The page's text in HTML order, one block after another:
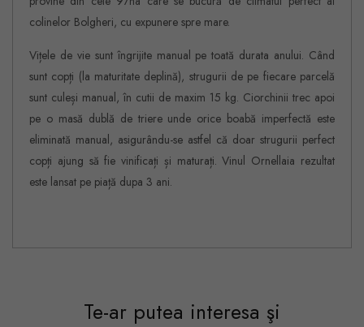
colinelor Bolgheri, cu expunere spre mare.
Vițele de vie sunt îngrijite manual pe toată durata anului. Când
sunt copți (la maturitate deplină), strugurii de pe fiecare parcelă
sunt culeși manual, în cutii de maxim 15 kg. Ciorchinii trec apoi
pe o masă dublă de triere unde orice boabă imperfectă este
eliminată manual, asigurându-se astfel că doar strugurii perfect
copți ajung să fie vinificați și maturați. Vinul Ornellaia rezultat
este lansat pe piață dupa 3 ani.
Te-ar putea interesa şi